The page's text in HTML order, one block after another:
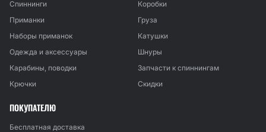
Спиннинги
Коробки
Приманки
Груза
Наборы приманок
Катушки
Одежда и аксессуары
Шнуры
Карабины, поводки
Запчасти к спиннингам
Крючки
Скидки
ПОКУПАТЕЛЮ
Бесплатная доставка